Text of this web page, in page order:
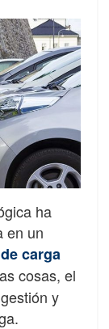
ha
en un
carga
cosas, el
y